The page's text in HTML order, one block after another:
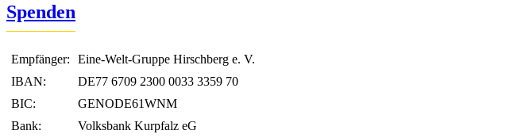
Spenden
Empfänger:
Eine-Welt-Gruppe Hirschberg e. V.
IBAN:
DE77 6709 2300 0033 3359 70
BIC:
GENODE61WNM
Bank:
Volksbank Kurpfalz eG